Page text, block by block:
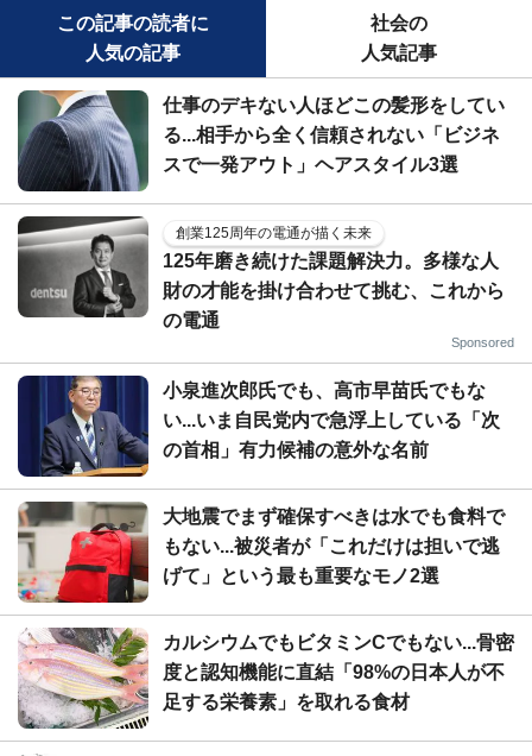
この記事の読者に
人気の記事
社会の
人気記事
仕事のデキない人ほどこの髪形をしてい
る...相手から全く信頼されない「ビジネ
スで一発アウト」ヘアスタイル3選
創業125周年の電通が描く未来
125年磨き続けた課題解決力。多様な人
財の才能を掛け合わせて挑む、これから
の電通
Sponsored
小泉進次郎氏でも、高市早苗氏でもな
い...いま自民党内で急浮上している「次
の首相」有力候補の意外な名前
大地震でまず確保すべきは水でも食料で
もない...被災者が「これだけは担いで逃
げて」という最も重要なモノ2選
カルシウムでもビタミンCでもない...骨密
度と認知機能に直結「98%の日本人が不
足する栄養素」を取れる食材